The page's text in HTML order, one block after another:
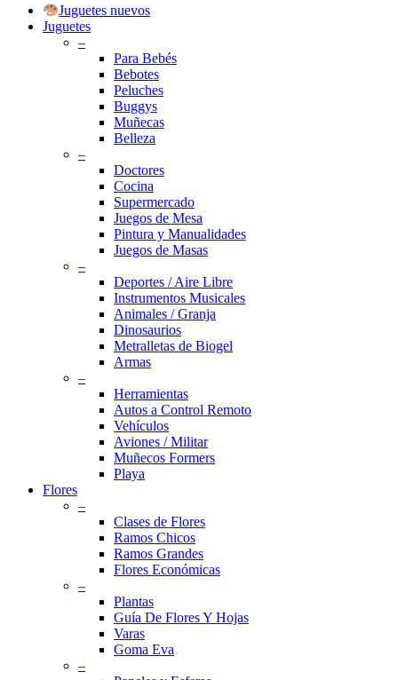
Close
Menu
Juguetes nuevos
Juguetes
–
Para Bebés
Bebotes
Peluches
Buggys
Muñecas
Belleza
–
Doctores
Cocina
Supermercado
Juegos de Mesa
Pintura y Manualidades
Juegos de Masas
–
Deportes / Aire Libre
Instrumentos Musicales
Animales / Granja
Dinosaurios
Metralletas de Biogel
Armas
–
Herramientas
Autos a Control Remoto
Vehículos
Aviones / Militar
Muñecos Formers
Playa
Flores
–
Clases de Flores
Ramos Chicos
Ramos Grandes
Flores Económicas
–
Plantas
Guía De Flores Y Hojas
Varas
Goma Eva
–